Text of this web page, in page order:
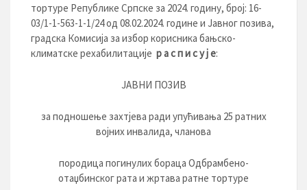
тортуре Републике Српске за 2024. годину, број: 16-
03/1-1-563-1-1/24 од 08.02.2024. године и Јавног позива,
градска Комисија за избор корисника бањско-
климатске рехабилитације р а с п и с у ј е:
ЈАВНИ ПОЗИВ
за подношење захтјева ради упућивања 25 ратних
војних инвалида, чланова
породица погинулих бораца Одбрамбено-
отаџбинског рата и жртава ратне тортуре